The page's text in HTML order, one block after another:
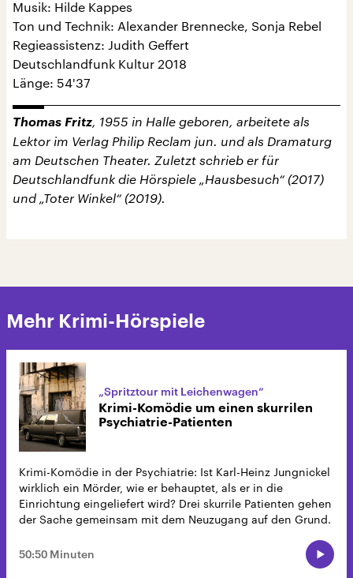
Musik: Hilde Kappes
Ton und Technik: Alexander Brennecke, Sonja Rebel
Regieassistenz: Judith Geffert
Deutschlandfunk Kultur 2018
Länge: 54'37
Thomas Fritz, 1955 in Halle geboren, arbeitete als
Lektor im Verlag Philip Reclam jun. und als Dramaturg
am Deutschen Theater. Zuletzt schrieb er für
Deutschlandfunk die Hörspiele „Hausbesuch“ (2017)
und „Toter Winkel“ (2019).
Mehr Krimi-Hörspiele
„Spritztour mit Leichenwagen“
Krimi-Komödie um einen skurrilen
Psychiatrie-Patienten
Krimi-Komödie in der Psychiatrie: Ist Karl-Heinz Jungnickel
wirklich ein Mörder, wie er behauptet, als er in die
Einrichtung eingeliefert wird? Drei skurrile Patienten gehen
der Sache gemeinsam mit dem Neuzugang auf den Grund.
50:50 Minuten